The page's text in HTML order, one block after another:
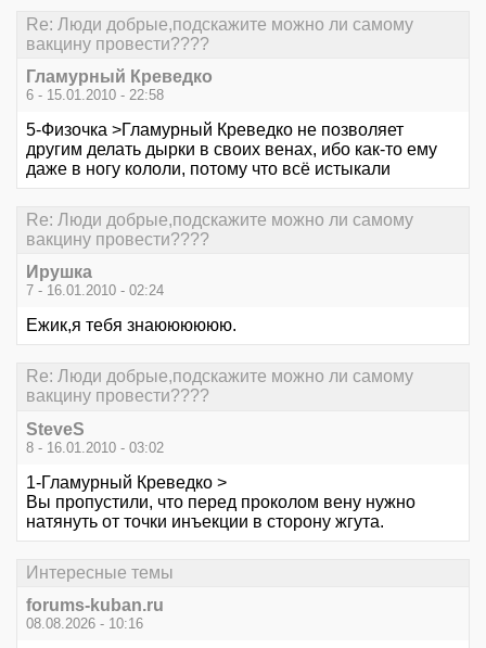
Re: Люди добрые,подскажите можно ли самому
вакцину провести????
Гламурный Креведко
6 - 15.01.2010 - 22:58
5-Физочка >Гламурный Креведко не позволяет
другим делать дырки в своих венах, ибо как-то ему
даже в ногу кололи, потому что всё истыкали
Re: Люди добрые,подскажите можно ли самому
вакцину провести????
Ирушкa
7 - 16.01.2010 - 02:24
Ежик,я тебя знаюююююю.
Re: Люди добрые,подскажите можно ли самому
вакцину провести????
SteveS
8 - 16.01.2010 - 03:02
1-Гламурный Креведко >
Вы пропустили, что перед проколом вену нужно
натянуть от точки инъекции в сторону жгута.
Интересные темы
forums-kuban.ru
08.08.2026 - 10:16